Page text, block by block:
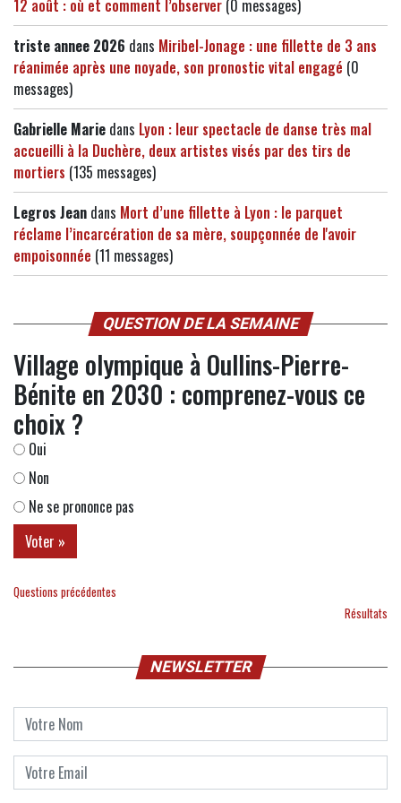
12 août : où et comment l’observer (0 messages)
triste annee 2026 dans Miribel-Jonage : une fillette de 3 ans
réanimée après une noyade, son pronostic vital engagé (0
messages)
Gabrielle Marie dans Lyon : leur spectacle de danse très mal
accueilli à la Duchère, deux artistes visés par des tirs de
mortiers (135 messages)
Legros Jean dans Mort d’une fillette à Lyon : le parquet
réclame l’incarcération de sa mère, soupçonnée de l'avoir
empoisonnée (11 messages)
QUESTION DE LA SEMAINE
Village olympique à Oullins-Pierre-
Bénite en 2030 : comprenez-vous ce
choix ?
Oui
Non
Ne se prononce pas
Questions précédentes
Résultats
NEWSLETTER